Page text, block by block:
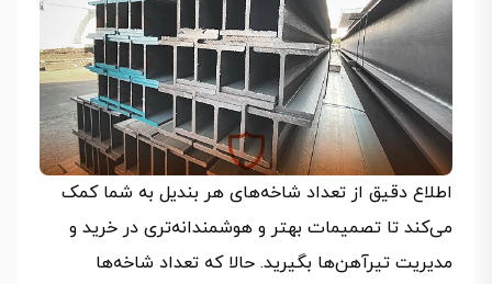
اطلاع دقیق از تعداد شاخه‌های هر بندیل به شما کمک
می‌کند تا تصمیمات بهتر و هوشمندانه‌تری در خرید و
مدیریت تیرآهن‌ها بگیرید. حالا که تعداد شاخه‌ها